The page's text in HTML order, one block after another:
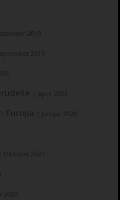
2019
2019
| April 2022
Europa | Januar 2020
| Oktober 2021